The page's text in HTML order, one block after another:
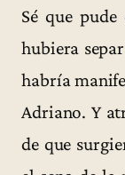
Sé que
hubiera
habría
Adriano. Y
de que